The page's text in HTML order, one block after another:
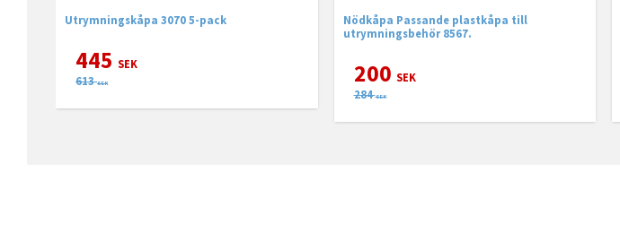
Utrymningskåpa 3070 5-pack
445 SEK
613 SEK
Nödkåpa Passande plastkåpa till
utrymningsbehör 8567.
200 SEK
284 SEK